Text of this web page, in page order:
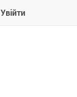
Увійти